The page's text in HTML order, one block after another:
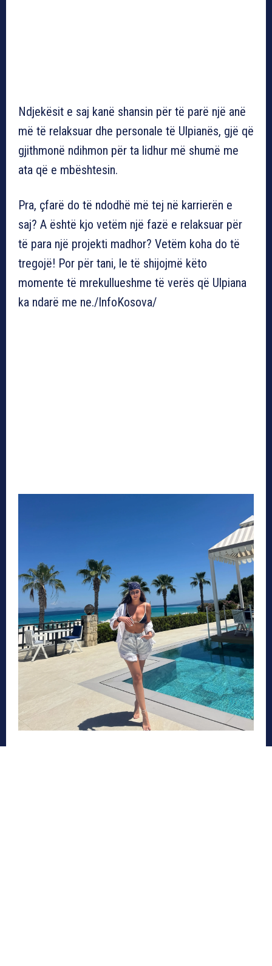
Ndjekësit e saj kanë shansin për të parë një anë
më të relaksuar dhe personale të Ulpianës, gjë që
gjithmonë ndihmon për ta lidhur më shumë me
ata që e mbështesin.
Pra, çfarë do të ndodhë më tej në karrierën e
saj? A është kjo vetëm një fazë e relaksuar për
të para një projekti madhor? Vetëm koha do të
tregojë! Por për tani, le të shijojmë këto
momente të mrekullueshme të verës që Ulpiana
ka ndarë me ne./InfoKosova/